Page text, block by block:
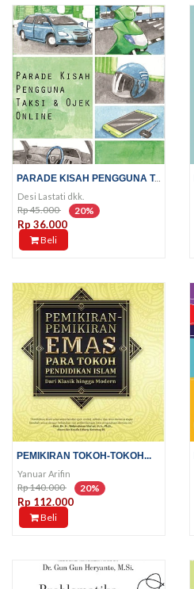
PARADE KISAH PENGGUNA TAKSI DAN...
Desi Lastati dkk.
Rp 45.000 20%
Rp 36.000
Beli
PEMIKIRAN TOKOH-TOKOH...
Yanuar Arifin
Rp 140.000 20%
Rp 112.000
Beli